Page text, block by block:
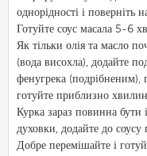
однорідності і поверніть
Готуйте соус масала 5-6
Як тільки олія та масло
(вода висохла), додайте
фенугрека (подрібненим),
готуйте приблизно
Курка зараз повинна бути
духовки, додайте до
Добре перемішайте і